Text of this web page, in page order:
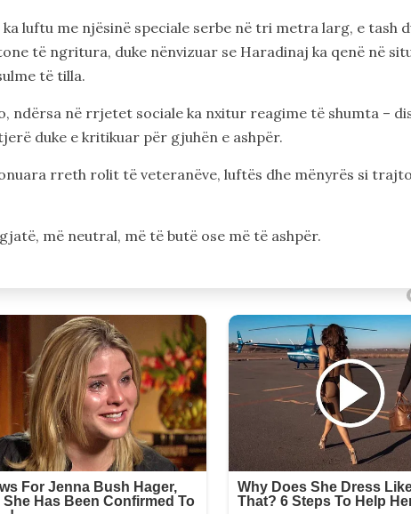
ka luftu me njësinë speciale serbe në tri metra larg, e tash
të ngritura, duke nënvizuar se Haradinaj ka qenë në
të tilla.
ndërsa në rrjetet sociale ka nxitur reagime të shumta –
duke e kritikuar për gjuhën e ashpër.
rreth rolit të veteranëve, luftës dhe mënyrës si
më neutral, më të butë ose më të ashpër.